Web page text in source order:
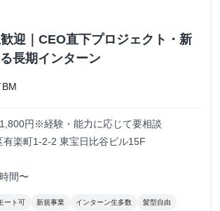
迎｜CEO直下プロジェクト・新
長期インターン
円※経験・能力に応じて要相談
有楽町1-2-2 東宝日比谷ビル15F
間〜
ート可 新規事業 インターン生多数 髪型自由